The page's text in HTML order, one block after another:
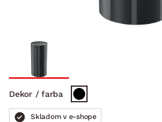
Dekor / farba
Skladom v e-shope